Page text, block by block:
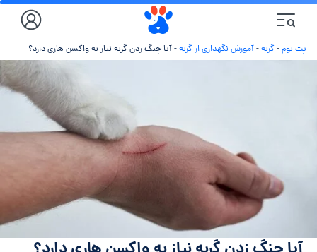
پت بوم-گربه-آموزش نگهداری از گربه-آیا چنگ زدن گربه نیاز به واکسن هاری دارد؟